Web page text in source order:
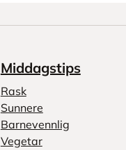
Middagstips
Rask
Sunnere
Barnevennlig
Vegetar